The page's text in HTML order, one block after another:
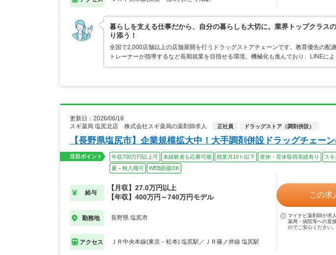
暮らしを支える仕事だから、自分の暮らしも大切に。業界トップクラス
り添う！
全国で2,000店舗以上の店舗展開を行うドラッグストアチェーンです。教育優先の配
トレーナーが指導するなど長期就業を目指せる環境。機械化も進んでおり、LINEに
更新日：2026/06/18
スギ薬局 塩尻北店 株式会社スギ薬局の薬剤師求人
正社員 ドラッグストア（調剤併設）
【長野県塩尻市】企業規模拡大中！大手調剤併設ドラッグチェー
注目ポイント 年収700万円以上可 未経験者も応募可能 残業月10ｈ以下 産休・育休取得実績有り ス
夏～秋入職可
WEB面接OK
給与
【月収】27.0万円以上
【年収】400万円～740万円モデル
勤務地 長野県 塩尻市
アクセス ＪＲ中央本線(東京－松本) 塩尻駅／ＪＲ篠ノ井線 塩尻駅
この求
マイナビ薬剤師が求
薬局・病院等への直
のでご安心ください。